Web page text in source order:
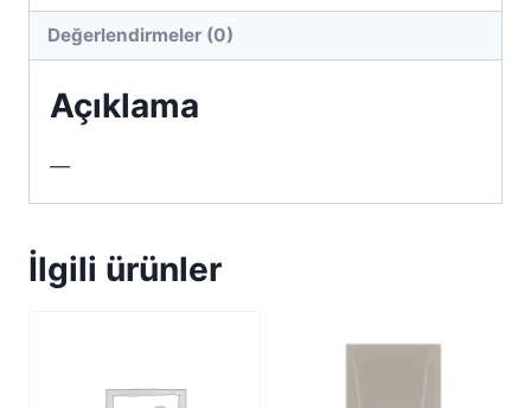
Değerlendirmeler (0)
Açıklama
—
İlgili ürünler